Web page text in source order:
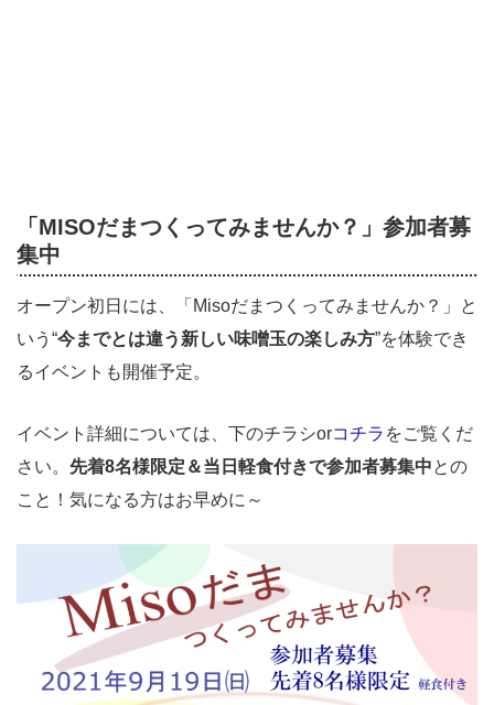
「MISOだまつくってみませんか？」参加者募
集中
オープン初日には、「Misoだまつくってみませんか？」と
いう“今までとは違う新しい味噌玉の楽しみ方”を体験でき
るイベントも開催予定。
イベント詳細については、下のチラシorコチラ をご覧くだ
さい。 先着8名様限定＆当日軽食付きで参加者募集中との
こと！気になる方はお早めに～